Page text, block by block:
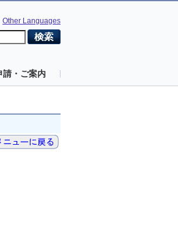
Other Languages
請・ご案内